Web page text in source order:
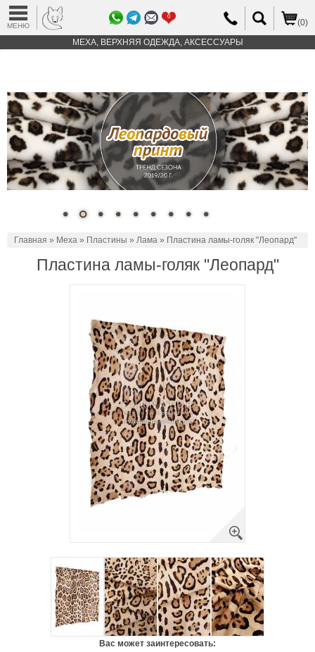
МЕНЮ
0
(0)
МЕХА, ВЕРХНЯЯ ОДЕЖДА, АКСЕССУАРЫ
Главная » Меха » Пластины » Лама » Пластина ламы-голяк "Леопард"
Пластина ламы-голяк "Леопард"
Вас может заинтересовать: